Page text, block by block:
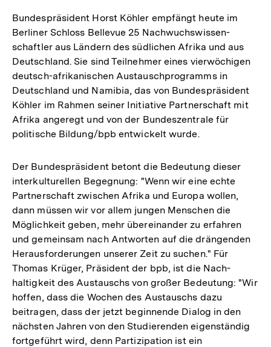
Bundespräsident Horst Köhler empfängt heute im
Berliner Schloss Bellevue 25 Nachwuchswissen­
schaftler aus Ländern des südlichen Afrika und aus
Deutschland. Sie sind Teilnehmer eines vier­wöchigen
deutsch-afrikanischen Austauschprogramms in
Deutschland und Namibia, das von Bundespräsident
Köhler im Rahmen seiner Initiative Partnerschaft mit
Afrika angeregt und von der Bundeszentrale für
politische Bildung/bpb entwickelt wurde.
Der Bundespräsident betont die Bedeutung dieser
interkulturellen Begegnung: "Wenn wir eine echte
Partnerschaft zwischen Afrika und Europa wollen,
dann müssen wir vor allem jungen Menschen die
Möglichkeit geben, mehr übereinander zu erfahren
und gemeinsam nach Antworten auf die drängenden
Herausforderungen unserer Zeit zu suchen." Für
Thomas Krüger, Präsident der bpb, ist die Nach­
haltigkeit des Austauschs von großer Bedeutung: "Wir
hoffen, dass die Wochen des Austauschs dazu
beitragen, dass der jetzt beginnende Dialog in den
nächsten Jahren von den Studierenden eigenständig
fortgeführt wird, denn Partizipation ist ein